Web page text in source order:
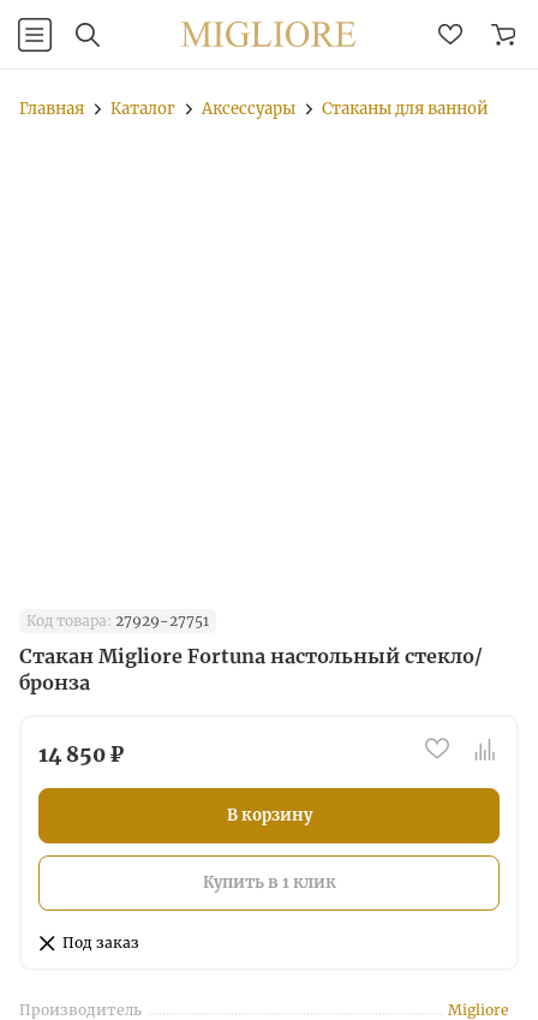
Главная Каталог Аксессуары Стаканы для ванной
Код товара: 27929-27751
Стакан Migliore Fortuna настольный стекло/
бронза
14 850 ₽
В корзину
Купить в 1 клик
Под заказ
Производитель Migliore